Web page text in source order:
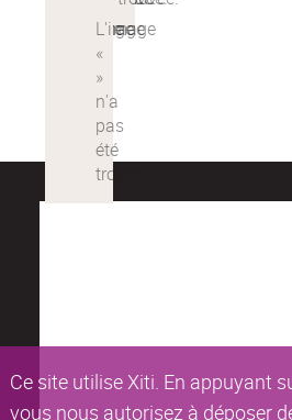
Ce site utilise Xiti. En appuyant
vous nous autorisez à déposer